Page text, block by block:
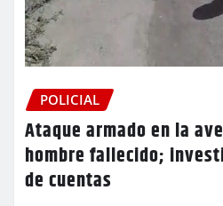
POLICIAL
Ataque armado en la
hombre fallecido;
de cuentas